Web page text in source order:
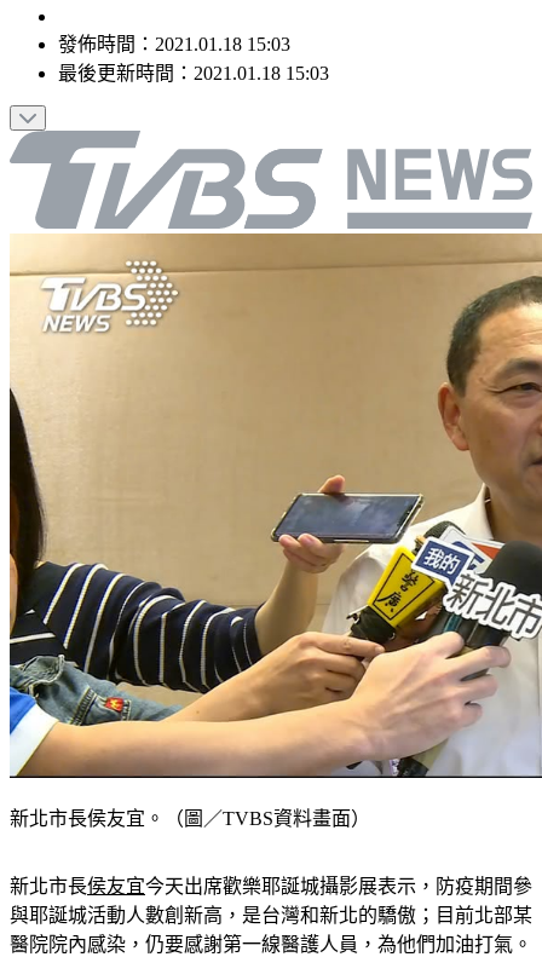
發佈時間： 2021.01.18 15:03
最後更新時間： 2021.01.18 15:03
新北市長侯友宜。（圖／TVBS資料畫面）
新北市長侯友宜今天出席歡樂耶誕城攝影展表示，防疫期間參
與耶誕城活動人數創新高，是台灣和新北的驕傲；目前北部某
醫院院內感染，仍要感謝第一線醫護人員，為他們加油打氣。